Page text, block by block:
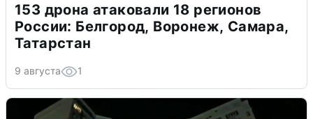
153 дрона атаковали 18 регионов
России: Белгород, Воронеж, Самара,
Татарстан
9 августа 1